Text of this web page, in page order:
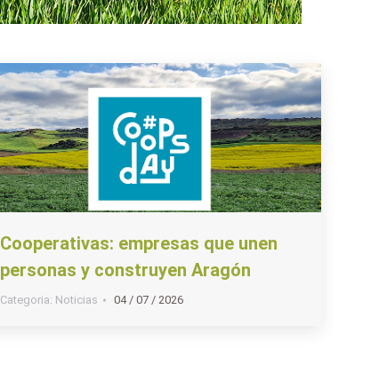
Cooperativas: empresas que unen
personas y construyen Aragón
Categoria: Noticias 04 / 07 / 2026